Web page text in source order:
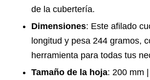
de la cubertería.
Dimensiones: Este afilado
longitud y pesa 244 gramos,
herramienta para todas tus
Tamaño de la hoja: 200 mm